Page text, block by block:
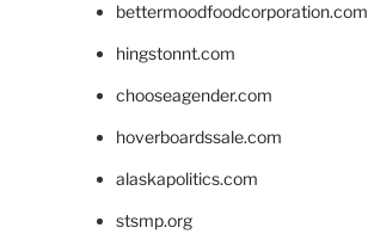
bettermoodfoodcorporation.com
hingstonnt.com
chooseagender.com
hoverboardssale.com
alaskapolitics.com
stsmp.org